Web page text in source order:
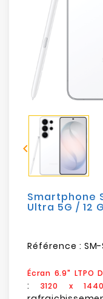
Electroménager
Bureautique
Réseau
Sécurité
Mobilités
Loisirs

Smartphone
Ultra 5G / 12
Référence :
Écran 6.9" LTPO
:
3120 x